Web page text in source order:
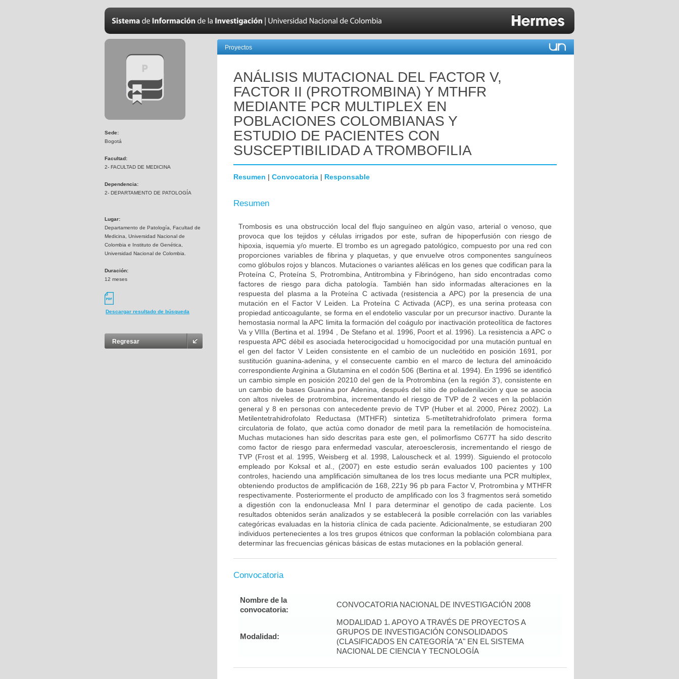
Sede:
Bogotá
Facultad:
2- FACULTAD DE MEDICINA
Dependencia:
2- DEPARTAMENTO DE PATOLOGÍA
Lugar:
Departamento de Patología, Facultad de
Medicina, Universidad Nacional de
Colombia e Instituto de Genética,
Universidad Nacional de Colombia.
Duración:
12 meses
Descargar resultado de búsqueda
Regresar
Proyectos
ANÁLISIS MUTACIONAL DEL FACTOR V,
FACTOR II (PROTROMBINA) Y MTHFR
MEDIANTE PCR MULTIPLEX EN
POBLACIONES COLOMBIANAS Y
ESTUDIO DE PACIENTES CON
SUSCEPTIBILIDAD A TROMBOFILIA
Resumen | Convocatoria | Responsable
Resumen
Trombosis es una obstrucción local del flujo sanguíneo en algún vaso, arterial o venoso, que
provoca que los tejidos y células irrigados por este, sufran de hipoperfusión con riesgo de
hipoxia, isquemia y/o muerte. El trombo es un agregado patológico, compuesto por una red con
proporciones variables de fibrina y plaquetas, y que envuelve otros componentes sanguíneos
como glóbulos rojos y blancos. Mutaciones o variantes alélicas en los genes que codifican para la
Proteína C, Proteína S, Protrombina, Antitrombina y Fibrinógeno, han sido encontradas como
factores de riesgo para dicha patología. También han sido informadas alteraciones en la
respuesta del plasma a la Proteína C activada (resistencia a APC) por la presencia de una
mutación en el Factor V Leiden. La Proteína C Activada (ACP), es una serina proteasa con
propiedad anticoagulante, se forma en el endotelio vascular por un precursor inactivo. Durante la
hemostasia normal la APC limita la formación del coágulo por inactivación proteolítica de factores
Va y VIIIa (Bertina et al. 1994 , De Stefano et al. 1996, Poort et al. 1996). La resistencia a APC o
respuesta APC débil es asociada heterocigocidad u homocigocidad por una mutación puntual en
el gen del factor V Leiden consistente en el cambio de un nucleótido en posición 1691, por
sustitución guanina-adenina, y el consecuente cambio en el marco de lectura del aminoácido
correspondiente Arginina a Glutamina en el codón 506 (Bertina et al. 1994). En 1996 se identificó
un cambio simple en posición 20210 del gen de la Protrombina (en la región 3’), consistente en
un cambio de bases Guanina por Adenina, después del sitio de poliadenilación y que se asocia
con altos niveles de protrombina, incrementando el riesgo de TVP de 2 veces en la población
general y 8 en personas con antecedente previo de TVP (Huber et al. 2000, Pérez 2002). La
Metilentetrahidrofolato Reductasa (MTHFR) sintetiza 5-metiltetrahidrofolato primera forma
circulatoria de folato, que actúa como donador de metil para la remetilación de homocisteína.
Muchas mutaciones han sido descritas para este gen, el polimorfismo C677T ha sido descrito
como factor de riesgo para enfermedad vascular, ateroesclerosis, incrementando el riesgo de
TVP (Frost et al. 1995, Weisberg et al. 1998, Lalouscheck et al. 1999). Siguiendo el protocolo
empleado por Koksal et al., (2007) en este estudio serán evaluados 100 pacientes y 100
controles, haciendo una amplificación simultanea de los tres locus mediante una PCR multiplex,
obteniendo productos de amplificación de 168, 221y 96 pb para Factor V, Protrombina y MTHFR
respectivamente. Posteriormente el producto de amplificado con los 3 fragmentos será sometido
a digestión con la endonucleasa Mnl I para determinar el genotipo de cada paciente. Los
resultados obtenidos serán analizados y se establecerá la posible correlación con las variables
categóricas evaluadas en la historia clínica de cada paciente. Adicionalmente, se estudiaran 200
individuos pertenecientes a los tres grupos étnicos que conforman la población colombiana para
determinar las frecuencias génicas básicas de estas mutaciones en la población general.
Convocatoria
Nombre de la
convocatoria:
CONVOCATORIA NACIONAL DE INVESTIGACIÓN 2008
Modalidad:
MODALIDAD 1. APOYO A TRAVÉS DE PROYECTOS A
GRUPOS DE INVESTIGACIÓN CONSOLIDADOS
(CLASIFICADOS EN CATEGORÍA "A" EN EL SISTEMA
NACIONAL DE CIENCIA Y TECNOLOGÍA